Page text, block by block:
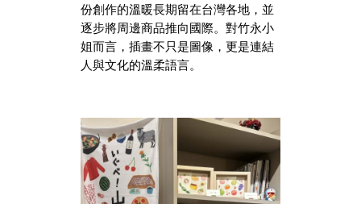
份創作的溫暖長期留在台灣各地，並
逐步將周邊商品推向國際。對竹永小
姐而言，插畫不只是圖像，更是連結
人與文化的溫柔語言。